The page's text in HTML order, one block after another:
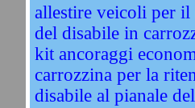
allestire veicoli per il
del disabile in
kit ancoraggi
carrozzina per la
disabile al pianale